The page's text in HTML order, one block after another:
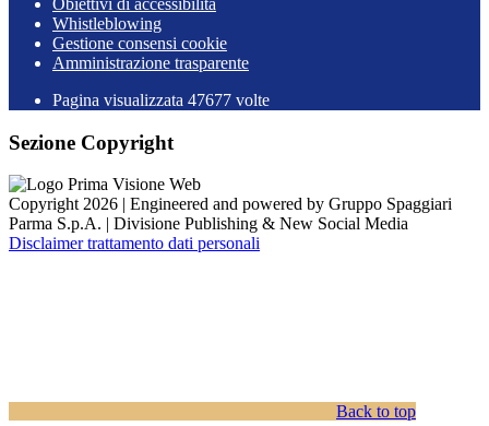
Whistleblowing
Gestione consensi cookie
Amministrazione trasparente
Pagina visualizzata 47677 volte
Sezione Copyright
Copyright 2026 | Engineered and powered by Gruppo Spaggiari
Parma S.p.A. | Divisione Publishing & New Social Media
Disclaimer trattamento dati personali
Back to top